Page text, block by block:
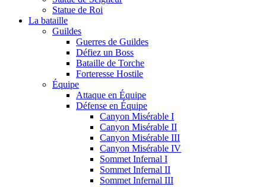
Statue de Roi
La bataille
Guildes
Guerres de Guildes
Défiez un Boss
Bataille de Torche
Forteresse Hostile
Équipe
Attaque en Équipe
Défense en Équipe
Canyon Misérable I
Canyon Misérable II
Canyon Misérable III
Canyon Misérable IV
Sommet Infernal I
Sommet Infernal II
Sommet Infernal III